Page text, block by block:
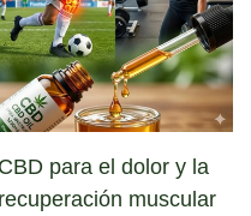
CBD para el dolor y la
recuperación muscular